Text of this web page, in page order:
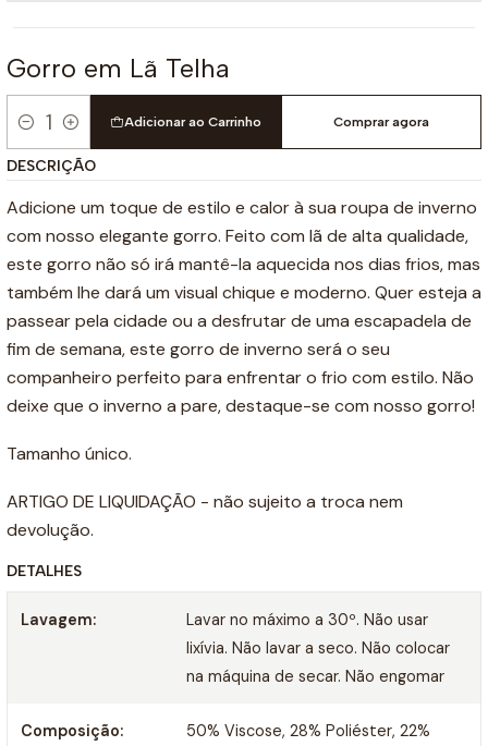
Gorro em Lã Telha
Quantidade
Adicionar ao Carrinho Comprar agora
DESCRIÇÃO
Adicione um toque de estilo e calor à sua roupa de inverno
com nosso elegante gorro. Feito com lã de alta qualidade,
este gorro não só irá mantê-la aquecida nos dias frios, mas
também lhe dará um visual chique e moderno. Quer esteja a
passear pela cidade ou a desfrutar de uma escapadela de
fim de semana, este gorro de inverno será o seu
companheiro perfeito para enfrentar o frio com estilo. Não
deixe que o inverno a pare, destaque-se com nosso gorro!
Tamanho único.
ARTIGO DE LIQUIDAÇÃO - não sujeito a troca nem
devolução.
DETALHES
Lavagem:
Lavar no máximo a 30º. Não usar
lixívia. Não lavar a seco. Não colocar
na máquina de secar. Não engomar
Composição:
50% Viscose, 28% Poliéster, 22%